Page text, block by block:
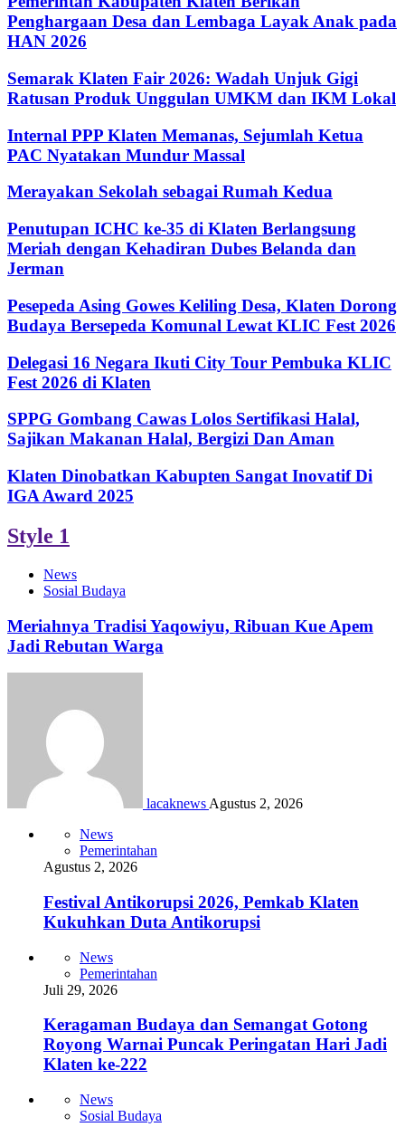
Penghargaan Desa dan Lembaga Layak Anak pada
HAN 2026
Semarak Klaten Fair 2026: Wadah Unjuk Gigi
Ratusan Produk Unggulan UMKM dan IKM Lokal
Internal PPP Klaten Memanas, Sejumlah Ketua
PAC Nyatakan Mundur Massal
Merayakan Sekolah sebagai Rumah Kedua
Penutupan ICHC ke-35 di Klaten Berlangsung
Meriah dengan Kehadiran Dubes Belanda dan
Jerman
Pesepeda Asing Gowes Keliling Desa, Klaten Dorong
Budaya Bersepeda Komunal Lewat KLIC Fest 2026
Delegasi 16 Negara Ikuti City Tour Pembuka KLIC
Fest 2026 di Klaten
SPPG Gombang Cawas Lolos Sertifikasi Halal,
Sajikan Makanan Halal, Bergizi Dan Aman
Klaten Dinobatkan Kabupten Sangat Inovatif Di
IGA Award 2025
Style 1
News
Sosial Budaya
Meriahnya Tradisi Yaqowiyu, Ribuan Kue Apem
Jadi Rebutan Warga
lacaknews Agustus 2, 2026
News
Pemerintahan
Agustus 2, 2026
Festival Antikorupsi 2026, Pemkab Klaten
Kukuhkan Duta Antikorupsi
News
Pemerintahan
Juli 29, 2026
Keragaman Budaya dan Semangat Gotong
Royong Warnai Puncak Peringatan Hari Jadi
Klaten ke-222
News
Sosial Budaya